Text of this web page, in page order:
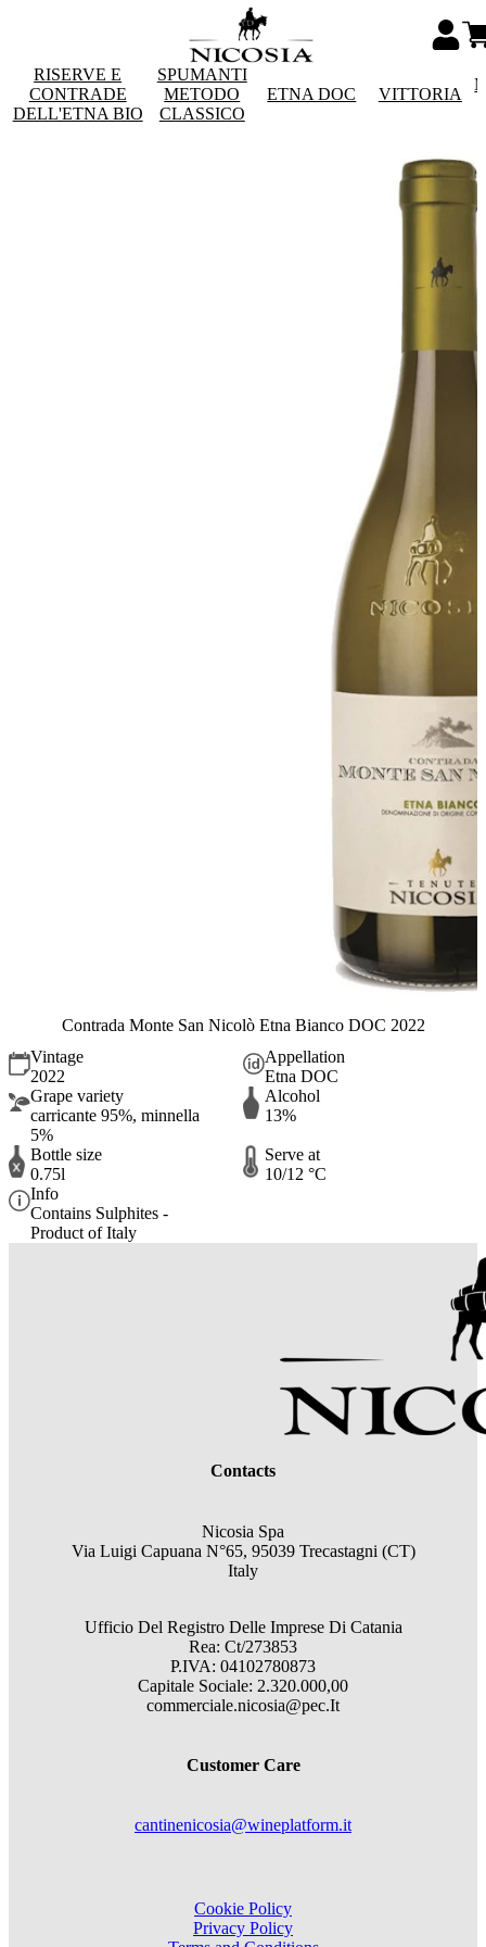
RISERVE E
CONTRADE
DELL'ETNA BIO
SPUMANTI
METODO
CLASSICO
ETNA DOC VITTORIA
Contrada Monte San Nicolò Etna Bianco DOC 2022
Vintage
2022
Appellation
Etna DOC
Grape variety
carricante 95%, minnella
5%
Alcohol
13%
Bottle size
0.75l
Serve at
10/12 °C
Info
Contains Sulphites -
Product of Italy
Contacts
Nicosia Spa
Via Luigi Capuana N°65, 95039 Trecastagni (CT)
Italy
Ufficio Del Registro Delle Imprese Di Catania
Rea: Ct/273853
P.IVA: 04102780873
Capitale Sociale: 2.320.000,00
commerciale.nicosia@pec.It
Customer Care
cantinenicosia@wineplatform.it
Cookie Policy
Privacy Policy